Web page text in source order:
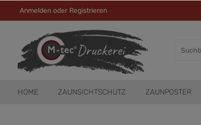
Anmelden oder Registrieren
HOME ZAUNSICHTSCHUTZ ZAUNPOSTER